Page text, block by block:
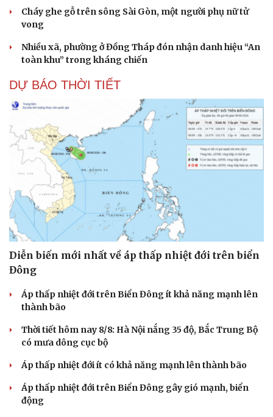
Cải chính
Cháy ghe gỗ trên sông Sài Gòn, một người phụ nữ tử
vong
Nhiều xã, phường ở Đồng Tháp đón nhận danh hiệu “An
toàn khu” trong kháng chiến
DỰ BÁO THỜI TIẾT
Diễn biến mới nhất về áp thấp nhiệt đới trên biển
Đông
Áp thấp nhiệt đới trên Biển Đông ít khả năng mạnh lên
thành bão
Thời tiết hôm nay 8/8: Hà Nội nắng 35 độ, Bắc Trung Bộ
có mưa dông cục bộ
Áp thấp nhiệt đới ít có khả năng mạnh lên thành bão
Áp thấp nhiệt đới trên Biển Đông gây gió mạnh, biển
động